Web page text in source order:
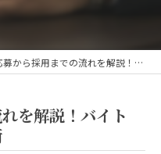
から採用までの流れを解説！バイトと正社員の求人成功術
を解説！バイト